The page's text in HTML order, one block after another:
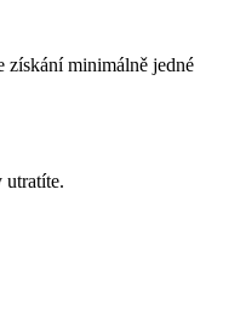
získání minimálně jedné
utratíte.